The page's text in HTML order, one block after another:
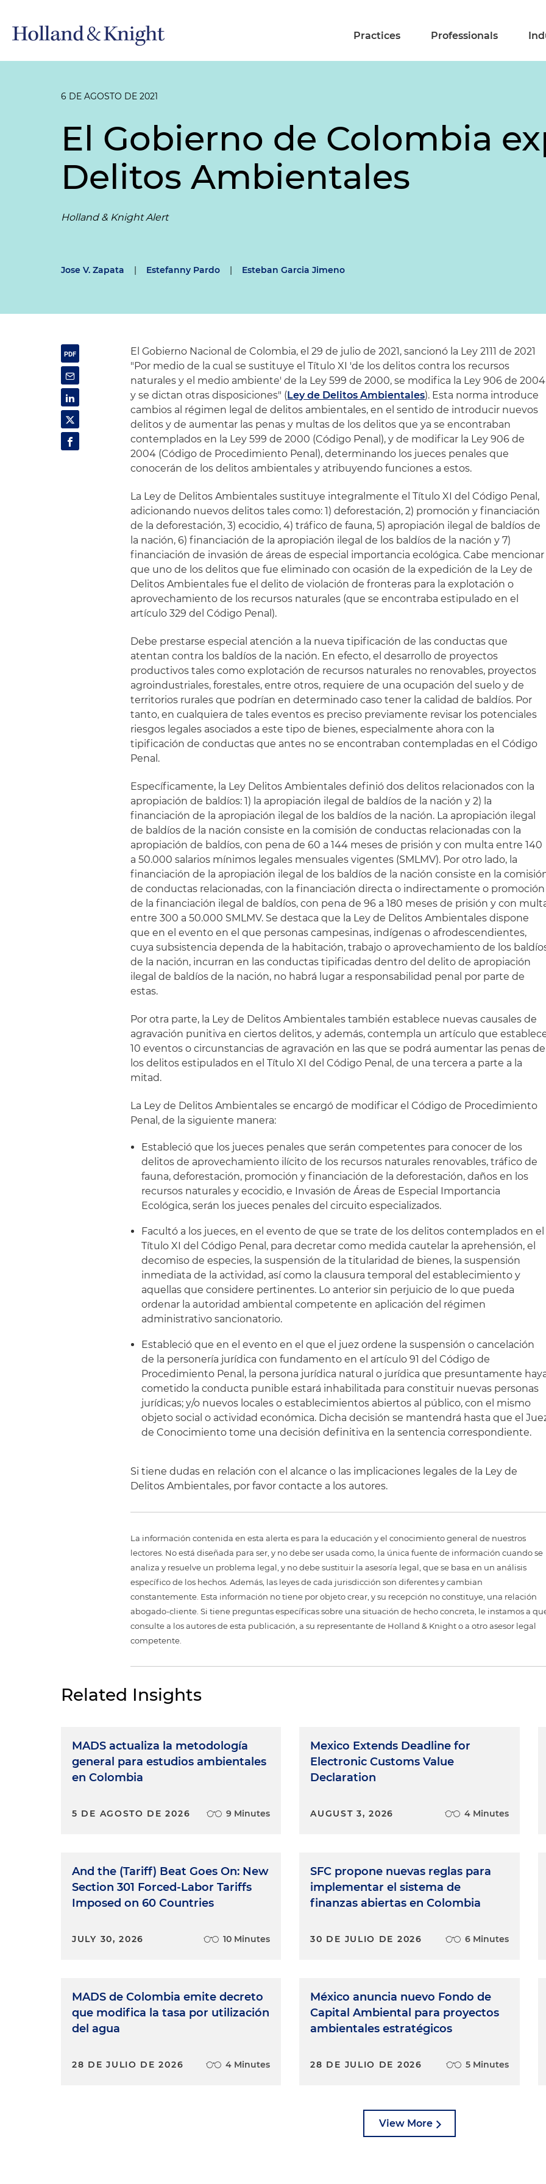
Practices Professionals
6 DE AGOSTO DE 2021
El Gobierno de Colombia
Delitos Ambientales
Holland & Knight Alert
Jose V. Zapata | Estefanny Pardo | Esteban Garcia Jimeno
El Gobierno Nacional de Colombia, el 29 de julio de 2021, sancionó la Ley 2111 de 2021
"Por medio de la cual se sustituye el Título XI 'de los delitos contra los recursos
naturales y el medio ambiente' de la Ley 599 de 2000, se modifica la Ley 906 de 2004
y se dictan otras disposiciones" (Ley de Delitos Ambientales). Esta norma introduce
cambios al régimen legal de delitos ambientales, en el sentido de introducir nuevos
delitos y de aumentar las penas y multas de los delitos que ya se encontraban
contemplados en la Ley 599 de 2000 (Código Penal), y de modificar la Ley 906 de
2004 (Código de Procedimiento Penal), determinando los jueces penales que
conocerán de los delitos ambientales y atribuyendo funciones a estos.
La Ley de Delitos Ambientales sustituye integralmente el Título XI del Código Penal,
adicionando nuevos delitos tales como: 1) deforestación, 2) promoción y financiación
de la deforestación, 3) ecocidio, 4) tráfico de fauna, 5) apropiación ilegal de baldíos de
la nación, 6) financiación de la apropiación ilegal de los baldíos de la nación y 7)
financiación de invasión de áreas de especial importancia ecológica. Cabe mencionar
que uno de los delitos que fue eliminado con ocasión de la expedición de la Ley de
Delitos Ambientales fue el delito de violación de fronteras para la explotación o
aprovechamiento de los recursos naturales (que se encontraba estipulado en el
artículo 329 del Código Penal).
Debe prestarse especial atención a la nueva tipificación de las conductas que
atentan contra los baldíos de la nación. En efecto, el desarrollo de proyectos
productivos tales como explotación de recursos naturales no renovables, proyectos
agroindustriales, forestales, entre otros, requiere de una ocupación del suelo y de
territorios rurales que podrían en determinado caso tener la calidad de baldíos. Por
tanto, en cualquiera de tales eventos es preciso previamente revisar los potenciales
riesgos legales asociados a este tipo de bienes, especialmente ahora con la
tipificación de conductas que antes no se encontraban contempladas en el Código
Penal.
Específicamente, la Ley Delitos Ambientales definió dos delitos relacionados con la
apropiación de baldíos: 1) la apropiación ilegal de baldíos de la nación y 2) la
financiación de la apropiación ilegal de los baldíos de la nación. La apropiación ilegal
de baldíos de la nación consiste en la comisión de conductas relacionadas con la
apropiación de baldíos, con pena de 60 a 144 meses de prisión y con multa entre 140
a 50.000 salarios mínimos legales mensuales vigentes (SMLMV). Por otro lado, la
financiación de la apropiación ilegal de los baldíos de la nación consiste en la
de conductas relacionadas, con la financiación directa o indirectamente o promoción
de la financiación ilegal de baldíos, con pena de 96 a 180 meses de prisión y con
entre 300 a 50.000 SMLMV. Se destaca que la Ley de Delitos Ambientales dispone
que en el evento en el que personas campesinas, indígenas o afrodescendientes,
cuya subsistencia dependa de la habitación, trabajo o aprovechamiento de los
de la nación, incurran en las conductas tipificadas dentro del delito de apropiación
ilegal de baldíos de la nación, no habrá lugar a responsabilidad penal por parte de
estas.
Por otra parte, la Ley de Delitos Ambientales también establece nuevas causales de
agravación punitiva en ciertos delitos, y además, contempla un artículo que
10 eventos o circunstancias de agravación en las que se podrá aumentar las penas de
los delitos estipulados en el Título XI del Código Penal, de una tercera a parte a la
mitad.
La Ley de Delitos Ambientales se encargó de modificar el Código de Procedimiento
Penal, de la siguiente manera:
Estableció que los jueces penales que serán competentes para conocer de los
delitos de aprovechamiento ilícito de los recursos naturales renovables, tráfico de
fauna, deforestación, promoción y financiación de la deforestación, daños en los
recursos naturales y ecocidio, e Invasión de Áreas de Especial Importancia
Ecológica, serán los jueces penales del circuito especializados.
Facultó a los jueces, en el evento de que se trate de los delitos contemplados en el
Título XI del Código Penal, para decretar como medida cautelar la aprehensión, el
decomiso de especies, la suspensión de la titularidad de bienes, la suspensión
inmediata de la actividad, así como la clausura temporal del establecimiento y
aquellas que considere pertinentes. Lo anterior sin perjuicio de lo que pueda
ordenar la autoridad ambiental competente en aplicación del régimen
administrativo sancionatorio.
Estableció que en el evento en el que el juez ordene la suspensión o cancelación
de la personería jurídica con fundamento en el artículo 91 del Código de
Procedimiento Penal, la persona jurídica natural o jurídica que presuntamente
cometido la conducta punible estará inhabilitada para constituir nuevas personas
jurídicas; y/o nuevos locales o establecimientos abiertos al público, con el mismo
objeto social o actividad económica. Dicha decisión se mantendrá hasta que el
de Conocimiento tome una decisión definitiva en la sentencia correspondiente.
Si tiene dudas en relación con el alcance o las implicaciones legales de la Ley de
Delitos Ambientales, por favor contacte a los autores.
La información contenida en esta alerta es para la educación y el conocimiento general de nuestros
lectores. No está diseñada para ser, y no debe ser usada como, la única fuente de información cuando se
analiza y resuelve un problema legal, y no debe sustituir la asesoría legal, que se basa en un análisis
específico de los hechos. Además, las leyes de cada jurisdicción son diferentes y cambian
constantemente. Esta información no tiene por objeto crear, y su recepción no constituye, una relación
abogado-cliente. Si tiene preguntas específicas sobre una situación de hecho concreta, le instamos a
consulte a los autores de esta publicación, a su representante de Holland & Knight o a otro asesor legal
competente.
Related Insights
MADS actualiza la metodología
general para estudios ambientales
en Colombia
5 DE AGOSTO DE 2026 9 Minutes
And the (Tariff) Beat Goes On: New
Section 301 Forced-Labor Tariffs
Imposed on 60 Countries
JULY 30, 2026 10 Minutes
MADS de Colombia emite decreto
que modifica la tasa por utilización
del agua
28 DE JULIO DE 2026 4 Minutes
Mexico Extends Deadline for
Electronic Customs Value
Declaration
AUGUST 3, 2026 4 Minutes
SFC propone nuevas reglas para
implementar el sistema de
finanzas abiertas en Colombia
30 DE JULIO DE 2026 6 Minutes
México anuncia nuevo Fondo de
Capital Ambiental para proyectos
ambientales estratégicos
28 DE JULIO DE 2026 5 Minutes
View More